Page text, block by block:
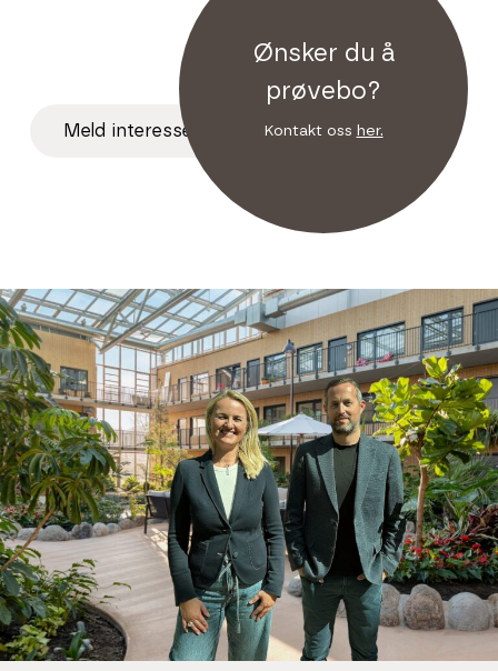
Ønsker du å
prøvebo?
Kontakt oss her.
1400 kvm stor vinterhage!
Me ld interesse